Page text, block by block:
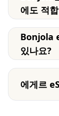
에도 적
Bonjola
있나요?
에게르